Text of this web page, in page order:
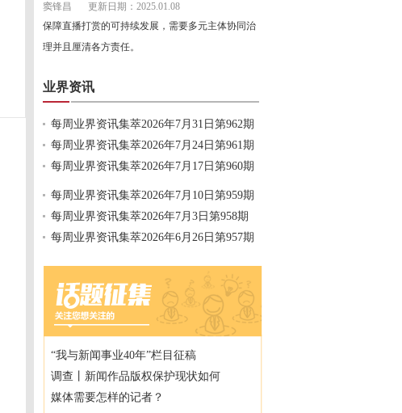
窦锋昌
更新日期：2025.01.08
保障直播打赏的可持续发展，需要多元主体协同治
理并且厘清各方责任。
业界资讯
每周业界资讯集萃2026年7月31日第962期
每周业界资讯集萃2026年7月24日第961期
每周业界资讯集萃2026年7月17日第960期
每周业界资讯集萃2026年7月10日第959期
每周业界资讯集萃2026年7月3日第958期
每周业界资讯集萃2026年6月26日第957期
“我与新闻事业40年”栏目征稿
调查丨新闻作品版权保护现状如何
媒体需要怎样的记者？